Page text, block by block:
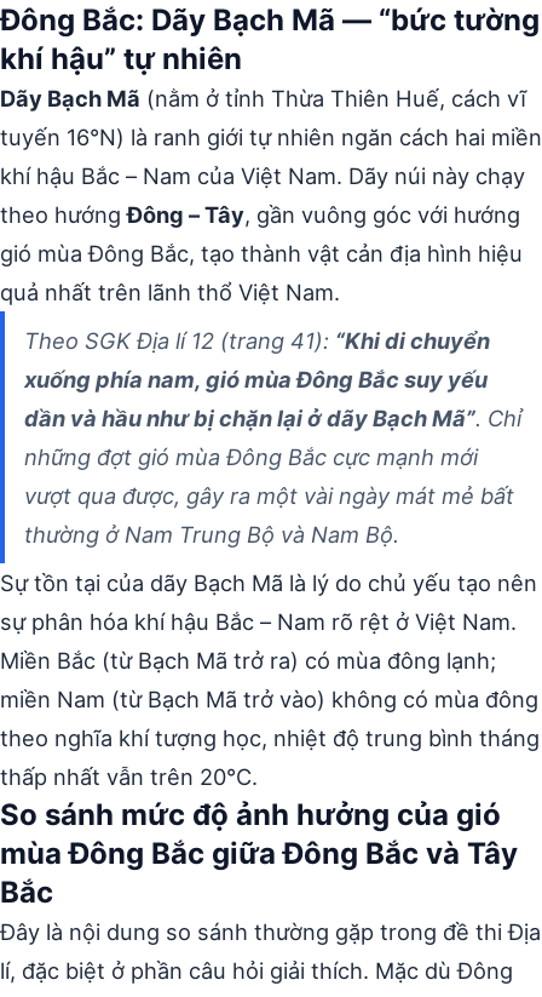
Đông Bắc: Dãy Bạch Mã — “bức tường
khí hậu” tự nhiên
Dãy Bạch Mã (nằm ở tỉnh Thừa Thiên Huế, cách vĩ
tuyến 16°N) là ranh giới tự nhiên ngăn cách hai miền
khí hậu Bắc – Nam của Việt Nam. Dãy núi này chạy
theo hướngĐông – Tây, gần vuông góc với hướng
gió mùa Đông Bắc, tạo thành vật cản địa hình hiệu
quả nhất trên lãnh thổ Việt Nam.
Theo SGK Địa lí 12 (trang 41): “Khi di chuyển
xuống phía nam, gió mùa Đông Bắc suy yếu
dần và hầu như bị chặn lại ở dãy Bạch Mã”. Chỉ
những đợt gió mùa Đông Bắc cực mạnh mới
vượt qua được, gây ra một vài ngày mát mẻ bất
thường ở Nam Trung Bộ và Nam Bộ.
Sự tồn tại của dãy Bạch Mã là lý do chủ yếu tạo nên
sự phân hóa khí hậu Bắc – Nam rõ rệt ở Việt Nam.
Miền Bắc (từ Bạch Mã trở ra) có mùa đông lạnh;
miền Nam (từ Bạch Mã trở vào) không có mùa đông
theo nghĩa khí tượng học, nhiệt độ trung bình tháng
thấp nhất vẫn trên 20°C.
So sánh mức độ ảnh hưởng của gió
mùa Đông Bắc giữa Đông Bắc và Tây
Bắc
Đây là nội dung so sánh thường gặp trong đề thi Địa
lí, đặc biệt ở phần câu hỏi giải thích. Mặc dù Đông